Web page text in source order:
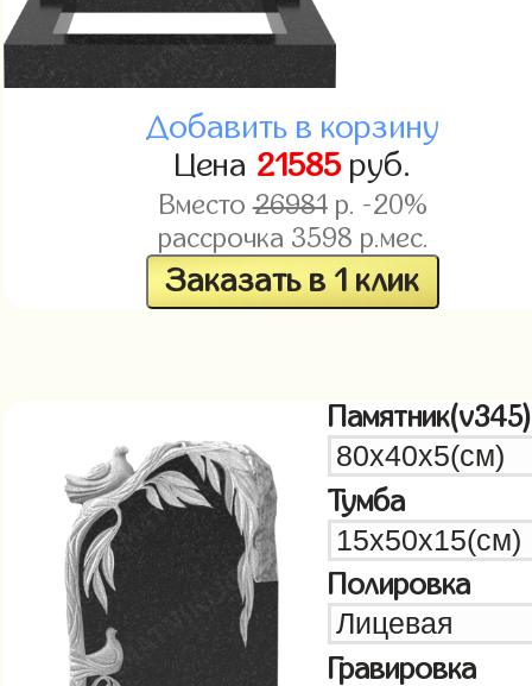
Добавить в корзину
Цена 21585руб.
Вместо26981р. -20%
рассрочка 3598 р.мес.
Заказать в 1 клик
Памятник(v345)
Тумба
Полировка
Гравировка